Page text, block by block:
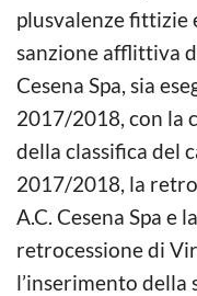
plusvalenze fittizie
sanzione afflittiva
Cesena Spa, sia
2017/2018, con la
della classifica del
2017/2018, la
A.C. Cesena Spa e
retrocessione di
l’inserimento della